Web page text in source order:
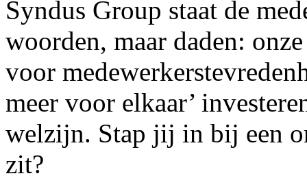
Syndus Group staat de
woorden, maar daden:
voor
meer voor elkaar’
welzijn. Stap jij in bij een
zit?